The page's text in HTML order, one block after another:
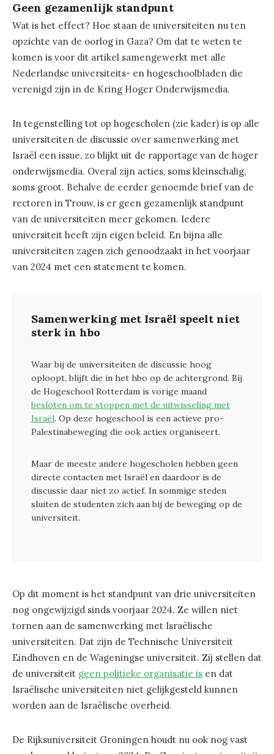
Geen gezamenlijk standpunt
Wat is het effect? Hoe staan de universiteiten nu ten
opzichte van de oorlog in Gaza? Om dat te weten te
komen is voor dit artikel samengewerkt met alle
Nederlandse universiteits- en hogeschoolbladen die
verenigd zijn in de Kring Hoger Onderwijsmedia.
In tegenstelling tot op hogescholen (zie kader) is op alle
universiteiten de discussie over samenwerking met
Israël een issue, zo blijkt uit de rapportage van de hoger
onderwijsmedia. Overal zijn acties, soms kleinschalig,
soms groot. Behalve de eerder genoemde brief van de
rectoren in Trouw, is er geen gezamenlijk standpunt
van de universiteiten meer gekomen. Iedere
universiteit heeft zijn eigen beleid. En bijna alle
universiteiten zagen zich genoodzaakt in het voorjaar
van 2024 met een statement te komen.
Samenwerking met Israël speelt niet
sterk in hbo
Waar bij de universiteiten de discussie hoog
oploopt, blijft die in het hbo op de achtergrond. Bij
de Hogeschool Rotterdam is vorige maand
besloten om te stoppen met de uitwisseling met
Israël. Op deze hogeschool is een actieve pro-
Palestinabeweging die ook acties organiseert.
Maar de meeste andere hogescholen hebben geen
directe contacten met Israël en daardoor is de
discussie daar niet zo actief. In sommige steden
sluiten de studenten zich aan bij de beweging op de
universiteit.
Op dit moment is het standpunt van drie universiteiten
nog ongewijzigd sinds voorjaar 2024. Ze willen niet
tornen aan de samenwerking met Israëlische
universiteiten. Dat zijn de Technische Universiteit
Eindhoven en de Wageningse universiteit. Zij stellen dat
de universiteit geen politieke organisatie is en dat
Israëlische universiteiten niet gelijkgesteld kunnen
worden aan de Israëlische overheid.
De Rijksuniversiteit Groningen houdt nu ook nog vast